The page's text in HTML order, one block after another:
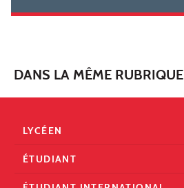
DANS LA MÊME RUBRIQUE
LYCÉEN
ÉTUDIANT